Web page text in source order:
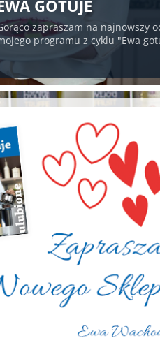
GOTUJE
zapraszam na najnowszy
programu z cyklu "Ewa